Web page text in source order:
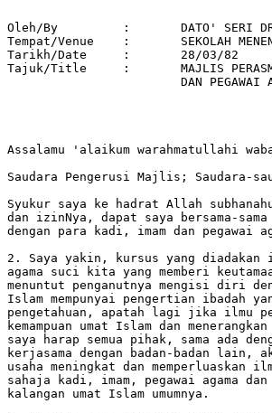
Oleh/By		:	DATO' SERI DR. MAHATHIR BIN MOHAMAD
Tempat/Venue 	: 	SEKOLAH MENENGAH JENAN
Tarikh/Date 	: 	28/03/82
Tajuk/Title  	: 	MAJLIS PERASMIAN KURSUS KADI, IMAM
Assalamu 'alaikum warahmatullahi
Saudara Pengerusi Majlis; Saudara-
Syukur saya ke hadrat Allah
dan izinNya, dapat saya bersama-
dengan para kadi, imam dan pegawai
2. Saya yakin, kursus yang diadakan
agama suci kita yang memberi
menuntut penganutnya mengisi diri
Islam mempunyai pengertian ibadah
pengetahuan, apatah lagi jika ilmu
kemampuan umat Islam dan
saya harap semua pihak, sama ada
kerjasama dengan badan-badan lain,
usaha meningkat dan memperluaskan
sahaja kadi, imam, pegawai agama
kalangan umat Islam umumnya.